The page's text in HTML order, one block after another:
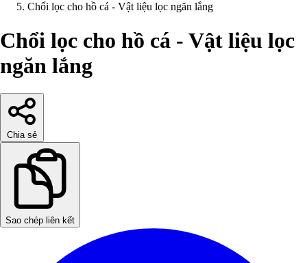
Chổi lọc cho hồ cá - Vật liệu lọc ngăn lắng
Chổi lọc cho hồ cá - Vật liệu lọc
ngăn lắng
Chia sẻ
Sao chép liên kết